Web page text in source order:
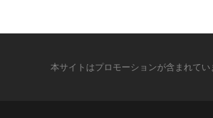
本サイトはプロモーションが含まれてい